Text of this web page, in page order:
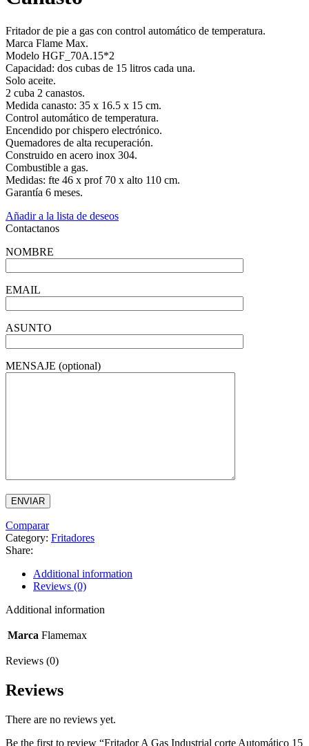
Fritador de pie a gas con control automático de temperatura.
Marca Flame Max.
Modelo HGF_70A.15*2
Capacidad: dos cubas de 15 litros cada una.
Solo aceite.
2 cuba 2 canastos.
Medida canasto: 35 x 16.5 x 15 cm.
Control automático de temperatura.
Encendido por chispero electrónico.
Quemadores de alta recuperación.
Construido en acero inox 304.
Combustible a gas.
Medidas: fte 46 x prof 70 x alto 110 cm.
Garantía 6 meses.
Añadir a la lista de deseos
Contactanos
NOMBRE
EMAIL
ASUNTO
MENSAJE (optional)
Comparar
Category: Fritadores
Share:
Additional information
Reviews (0)
Additional information
Marca Flamemax
Reviews (0)
Reviews
There are no reviews yet.
Be the first to review “Fritador A Gas Industrial corte Automático 15